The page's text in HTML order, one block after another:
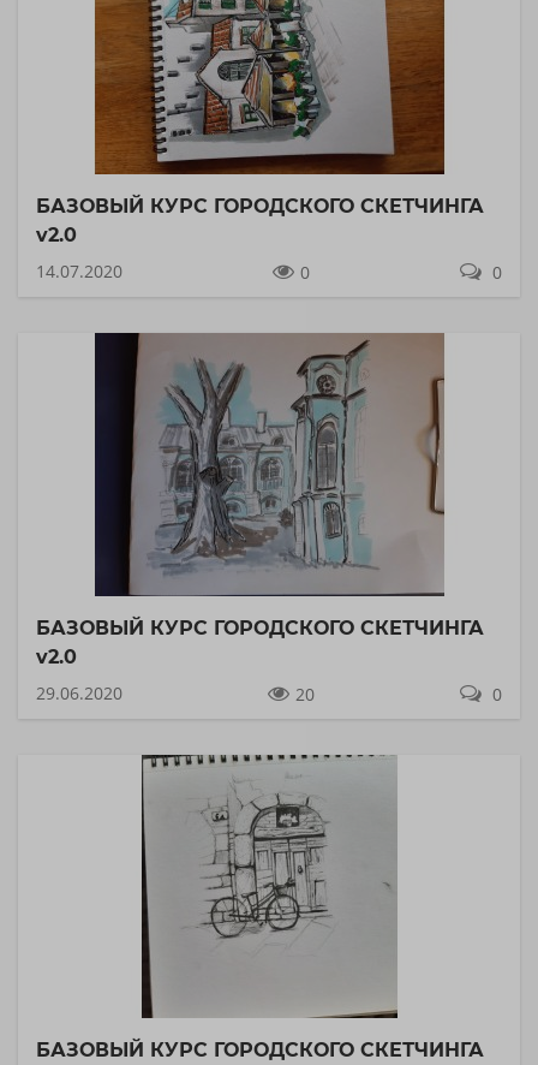
БАЗОВЫЙ КУРС ГОРОДСКОГО СКЕТЧИНГА
v2.0
14.07.2020
0 0
БАЗОВЫЙ КУРС ГОРОДСКОГО СКЕТЧИНГА
v2.0
29.06.2020
20 0
БАЗОВЫЙ КУРС ГОРОДСКОГО СКЕТЧИНГА